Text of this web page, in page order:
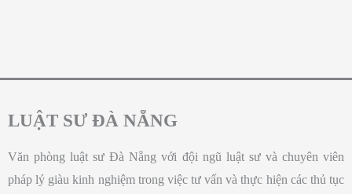
LUẬT SƯ ĐÀ NẴNG
Văn phòng luật sư Đà Nẵng với đội ngũ luật sư và chuyên viên
pháp lý giàu kinh nghiệm trong việc tư vấn và thực hiện các thủ tục